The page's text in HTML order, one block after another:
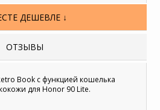
ДЕШЕВЛЕ ↓
ОТЗЫВЫ
Book с функцией кошелька
для Honor 90 Lite.